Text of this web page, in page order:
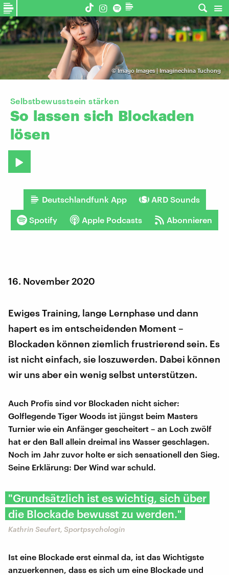
©Imago Images | Imaginechina Tuchong
Selbstbewusstsein stärken
So lassen sich Blockaden
lösen
Deutschlandfunk App ARD Sounds
Spotify Apple Podcasts Abonnieren
16. November 2020
Ewiges Training, lange Lernphase und dann
hapert es im entscheidenden Moment –
Blockaden können ziemlich frustrierend sein. Es
ist nicht einfach, sie loszuwerden. Dabei können
wir uns aber ein wenig selbst unterstützen.
Auch Profis sind vor Blockaden nicht sicher:
Golflegende Tiger Woods ist jüngst beim Masters
Turnier wie ein Anfänger gescheitert – an Loch zwölf
hat er den Ball allein dreimal ins Wasser geschlagen.
Noch im Jahr zuvor holte er sich sensationell den Sieg.
Seine Erklärung: Der Wind war schuld.
"Grundsätzlich ist es wichtig, sich über
die Blockade bewusst zu werden."
Kathrin Seufert, Sportpsychologin
Ist eine Blockade erst einmal da, ist das Wichtigste
anzuerkennen, dass es sich um eine Blockade und